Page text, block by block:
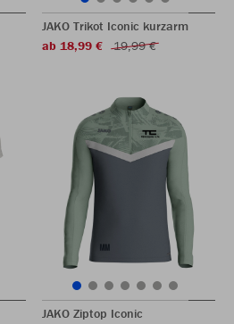
JAKO Trikot Iconic kurzarm
ab 18,99 €
19,99 €
JAKO Ziptop Iconic